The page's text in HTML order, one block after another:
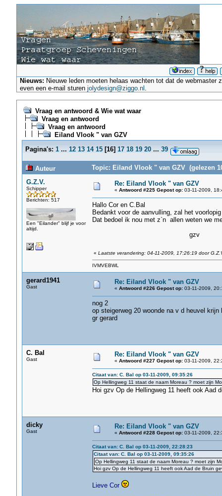
Nieuws: Nieuwe leden moeten helaas wachten tot dat de
even een e-mail sturenjolydesign@ziggo.nl .
Vraag en antwoord & Wie wat waar
Vraag en antwoord
Vraag en antwoord
Eiland Vlook " van GZV
Pagina's: 1 ... 12 13 14 15[16] 17 18 19 20 ... 39
Auteur
Topic: Eiland Vlook " van GZV (gelezen
G.Z.V.
Schipper
Berichten: 517
Een "Eilander" blijf je voor
altijd.
Re: Eiland Vlook " van GZV
« Antwoord #225 Gepost op:03-11-2009,
Hallo Cor en C.Bal
Bedankt voor de aanvulling, zal het
Dat bedoel ik nou met z`n allen weten we
gzv
« Laatste verandering: 04-11-2009, 17:26:19 door
IVMVEBWL
gerard1941
Gast
Re: Eiland Vlook " van GZV
« Antwoord #226 Gepost op:03-11-2009,
nog 2
op steigerweg 20 woonde na v d heuvel
gr gerard
C. Bal
Gast
Re: Eiland Vlook " van GZV
« Antwoord #227 Gepost op:03-11-2009,
Citaat van: C. Bal op 03-11-2009, 09:35:26
Op Hellingweg 11 staat de naam Moreau ? moet zijn
Hoi gzv Op de Hellingweg 11 heeft ook Aad
dicky
Gast
Re: Eiland Vlook " van GZV
« Antwoord #228 Gepost op:03-11-2009,
Citaat van: C. Bal op 03-11-2009, 22:28:23
Citaat van: C. Bal op 03-11-2009, 09:35:26
Op Hellingweg 11 staat de naam Moreau ? moet zijn
Hoi gzv Op de Hellingweg 11 heeft ook Aad de Bruin
Lieve Cor